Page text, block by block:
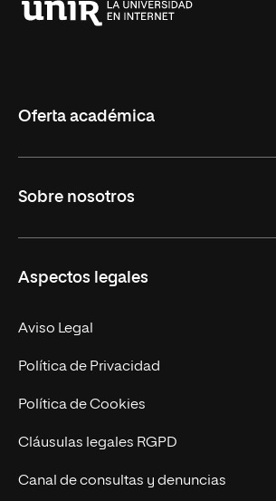
Oferta académica
Másteres Oficiales
Doctorados
Experto Universitario
Postgrados
Cursos Universitarios
Sobre nosotros
Facultades
Nuestro Equipo
Trabaja en UNIR
Actualidad
UNIR Revista
Eventos
Aspectos legales
Aviso Legal
Política de Privacidad
Política de Cookies
Cláusulas legales RGPD
Canal de consultas y denuncias